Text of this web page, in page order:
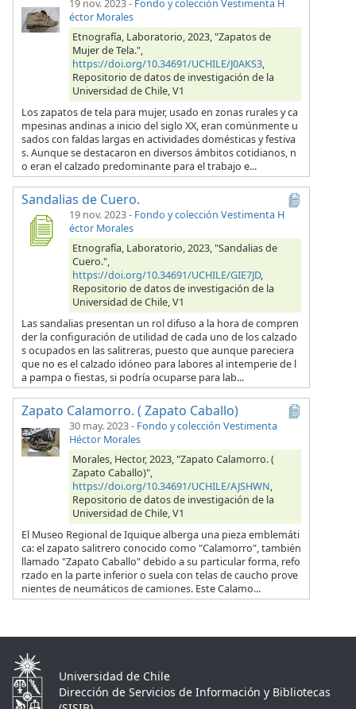
19 nov. 2023- Fondo y colección Vestimenta H
éctor Morales
Etnografía, Laboratorio, 2023, "Zapatos de
Mujer de Tela.",
https://doi.org/10.34691/UCHILE/J0AKS3,
Repositorio de datos de investigación de la
Universidad de Chile, V1
Los zapatos de tela para mujer, usado en zonas rurales y ca
mpesinas andinas a inicio del siglo XX, eran comúnmente u
sados con faldas largas en actividades domésticas y festiva
s. Aunque se destacaron en diversos ámbitos cotidianos, n
o eran el calzado predominante para el trabajo e...
Sandalias de Cuero.
19 nov. 2023- Fondo y colección Vestimenta H
éctor Morales
Etnografía, Laboratorio, 2023, "Sandalias de
Cuero.",
https://doi.org/10.34691/UCHILE/GIE7JD,
Repositorio de datos de investigación de la
Universidad de Chile, V1
Las sandalias presentan un rol difuso a la hora de compren
der la configuración de utilidad de cada uno de los calzado
s ocupados en las salitreras, puesto que aunque pareciera
que no es el calzado idóneo para labores al intemperie de l
a pampa o fiestas, si podría ocuparse para lab...
Zapato Calamorro. ( Zapato Caballo)
30 may. 2023- Fondo y colección Vestimenta
Héctor Morales
Morales, Hector, 2023, "Zapato Calamorro. (
Zapato Caballo)",
https://doi.org/10.34691/UCHILE/AJSHWN,
Repositorio de datos de investigación de la
Universidad de Chile, V1
El Museo Regional de Iquique alberga una pieza emblemáti
ca: el zapato salitrero conocido como "Calamorro", también
llamado "Zapato Caballo" debido a su particular forma, refo
rzado en la parte inferior o suela con telas de caucho prove
nientes de neumáticos de camiones. Este Calamo...
Universidad de Chile
Dirección de Servicios de Información y Bibliotecas